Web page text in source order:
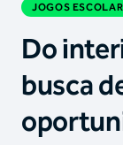
JOGOS
Do
busca